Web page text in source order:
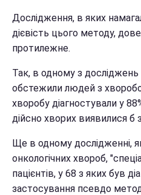
Дослідження, в яких
дієвість цього методу,
протилежне.
Так, в одному з досліджень
обстежили людей з
хворобу діагностували у
дійсно хворих виявилися б
Ще в одному дослідженні,
онкологічних хвороб,
пацієнтів, у 68 з яких був
застосування псевдо